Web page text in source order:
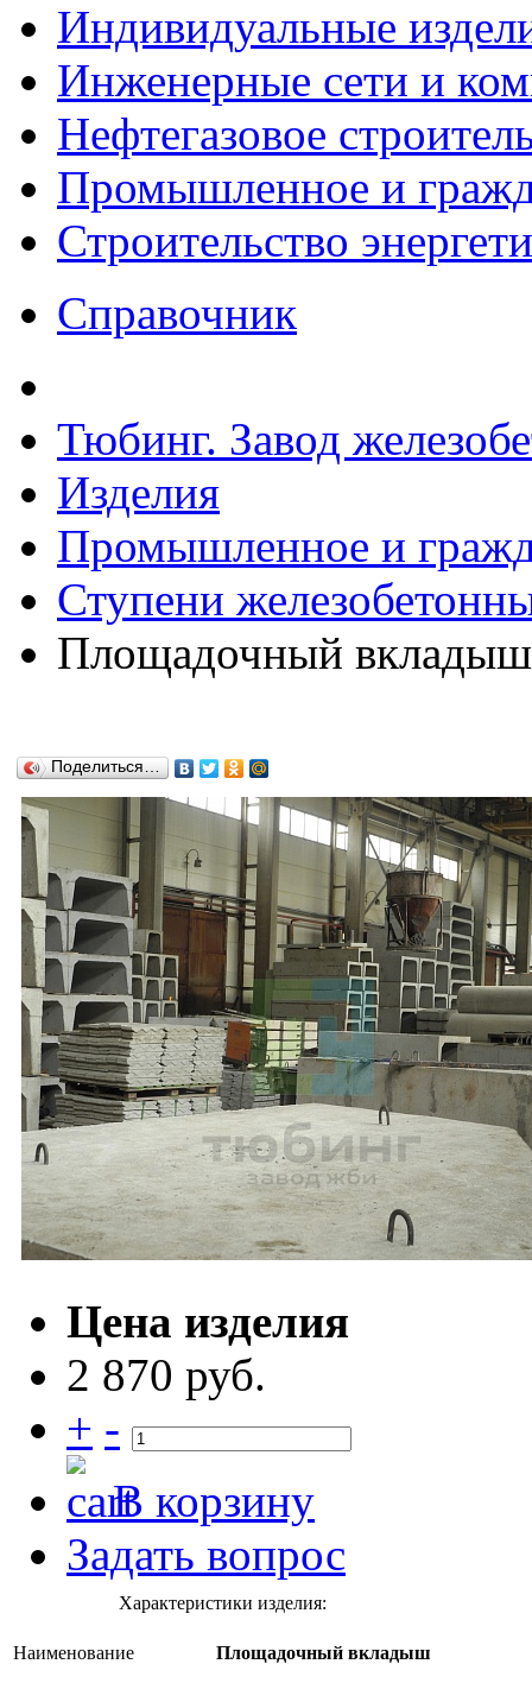
Индивидуальные
Инженерные сети и
Нефтегазовое
Промышленное и
Строительство
Справочник
Тюбинг. Завод
Изделия
Промышленное и
Ступени
Площадочный
Поделиться…
Цена изделия
2 870 руб.
+ -
В корзину
Задать вопрос
Характеристики изделия:
Наименование Площадочный вкладыш